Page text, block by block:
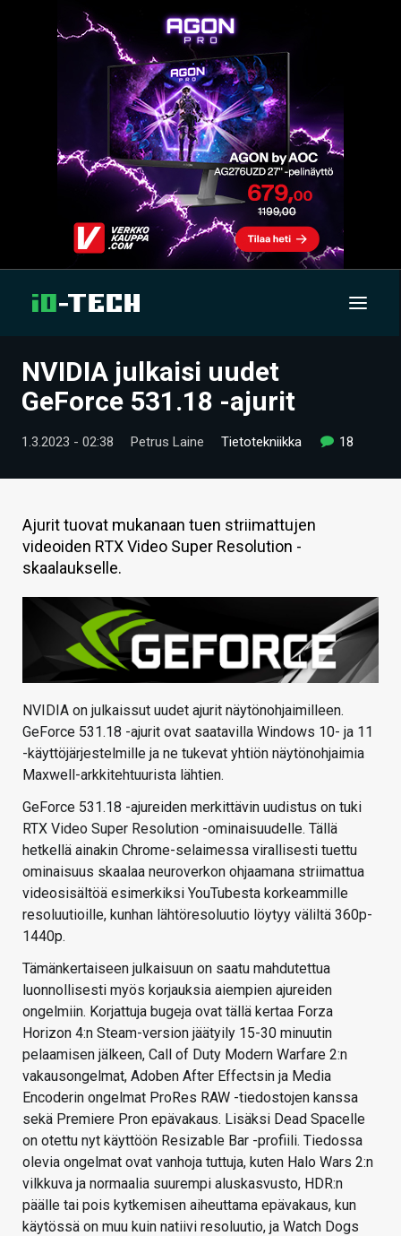
UUTISET
TIETOA
HINTA.FI
KAUPPA
VAIHDA TEEMA
HAKU
NVIDIA julkaisi uudet
GeForce 531.18 -ajurit
1.3.2023 - 02:38 Petrus Laine Tietotekniikka 18
Ajurit tuovat mukanaan tuen striimattujen
videoiden RTX Video Super Resolution -
skaalaukselle.
NVIDIA on julkaissut uudet ajurit näytönohjaimilleen.
GeForce 531.18 -ajurit ovat saatavilla Windows 10- ja 11
-käyttöjärjestelmille ja ne tukevat yhtiön näytönohjaimia
Maxwell-arkkitehtuurista lähtien.
GeForce 531.18 -ajureiden merkittävin uudistus on tuki
RTX Video Super Resolution -ominaisuudelle. Tällä
hetkellä ainakin Chrome-selaimessa virallisesti tuettu
ominaisuus skaalaa neuroverkon ohjaamana striimattua
videosisältöä esimerkiksi YouTubesta korkeammille
resoluutioille, kunhan lähtöresoluutio löytyy väliltä 360p-
1440p.
Tämänkertaiseen julkaisuun on saatu mahdutettua
luonnollisesti myös korjauksia aiempien ajureiden
ongelmiin. Korjattuja bugeja ovat tällä kertaa Forza
Horizon 4:n Steam-version jäätyily 15-30 minuutin
pelaamisen jälkeen, Call of Duty Modern Warfare 2:n
vakausongelmat, Adoben After Effectsin ja Media
Encoderin ongelmat ProRes RAW -tiedostojen kanssa
sekä Premiere Pron epävakaus. Lisäksi Dead Spacelle
on otettu nyt käyttöön Resizable Bar -profiili. Tiedossa
olevia ongelmat ovat vanhoja tuttuja, kuten Halo Wars 2:n
vilkkuva ja normaalia suurempi aluskasvusto, HDR:n
päälle tai pois kytkemisen aiheuttama epävakaus, kun
käytössä on muu kuin natiivi resoluutio, ja Watch Dogs